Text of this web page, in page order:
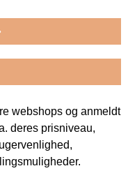
webshops og anmeldt
deres prisniveau,